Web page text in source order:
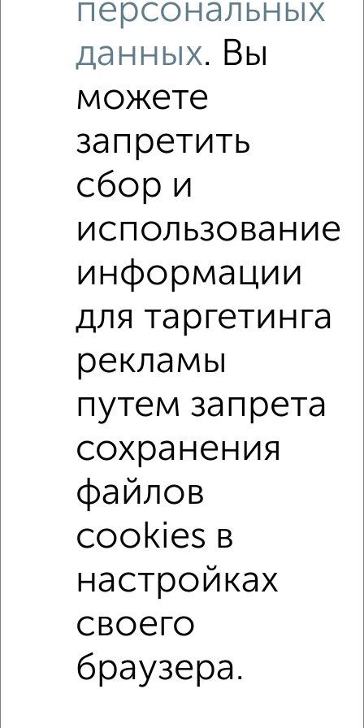
в месяц
Железнодорожный район, 4-я Курская 8
Агентство, 07.08.2026
2-к квартиры
Поиск по схожим параметрам:
Железнодорожный район на улице Пушкина
С холодильником С мебелью
Со стиральной машиной
С телевизором
Можно с животными с хорошим ремонтом
не первый этаж не последний этаж
с центральным отоплением Цена до 10 000 в мес.
площадью до 40 м²
↑ НАВЕРХ К МЕНЮ
Однокомнатные Двухкомнатные 3‑комнатные
Без посредников
На длительный срок
Контакты
Политика конфиденциальности
персональных
данных. Вы
можете
запретить
сбор и
использование
информации
для таргетинга
рекламы
путем запрета
сохранения
файлов
cookies в
настройках
своего
браузера.